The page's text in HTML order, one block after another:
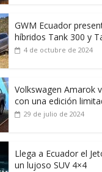
GWM Ecuador
híbridos Tank 300 y
4 de octubre de 2024
Volkswagen Amarok
con una edición
29 de julio de 2024
Llega a Ecuador el
un lujoso SUV 4×4